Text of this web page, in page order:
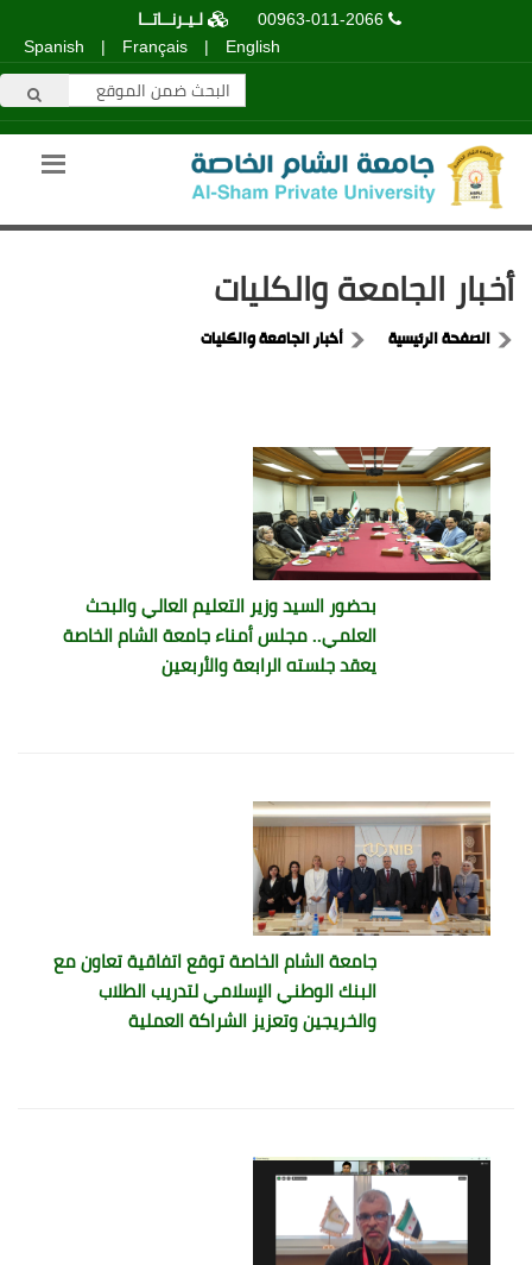
00963-011-2066
لـيـرنــاتــا
English
|
Français
|
Spanish
أخبار الجامعة والكليات
الصفحة الرئيسية أخبار الجامعة والكليات
بحضور السيد وزير التعليم العالي والبحث
العلمي.. مجلس أمناء جامعة الشام الخاصة
يعقد جلسته الرابعة والأربعين
جامعة الشام الخاصة توقع اتفاقية تعاون مع
البنك الوطني الإسلامي لتدريب الطلاب
والخريجين وتعزيز الشراكة العملية